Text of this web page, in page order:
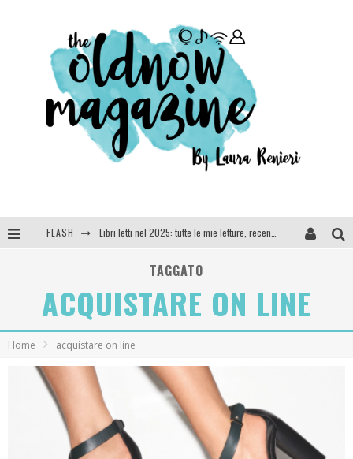
FLASH
SEE YOU AT 5 | Chanel
Anya Taylor-Joy, Jisoo e Willow Smith protagoniste della nuova campagna Dior Addict
Libri letti nel 2025: tutte le mie letture, recensioni e giudizi
TAGGATO
ACQUISTARE ON LINE
Home acquistare on line